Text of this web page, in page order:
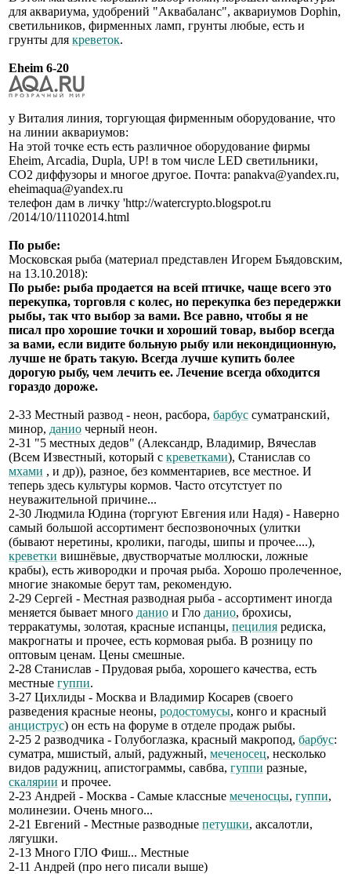
для аквариума, удобрений "Аквабаланс", аквариумов Dophin,
светильников, фирменных ламп, грунты любые, есть и
грунты для креветок.
Eheim 6-20
у Виталия линия, торгующая фирменным оборудование, что
на линии аквариумов:
На этой точке есть есть различное оборудование фирмы
Eheim, Arcadia, Dupla, UP! в том числе LED светильники,
СО2 диффузоры и многое другое. Почта: panakva@yandex.ru,
eheimaqua@yandex.ru
телефон дам в личку 'http://watercrypto.blogspot.ru
/2014/10/11102014.html
По рыбе:
Московская рыба (материал представлен Игорем Бъядовским,
на 13.10.2018):
По рыбе: рыба продается на всей птичке, чаще всего это
перекупка, торговля с колес, но перекупка без передержки
рыбы, так что выбор за вами. Все равно, чтобы я не
писал про хорошие точки и хороший товар, выбор всегда
за вами, если видите больную рыбу или некондиционную,
лучше не брать такую. Всегда лучше купить более
дорогую рыбу, чем лечить ее. Лечение всегда обходится
гораздо дороже.
2-33 Местный развод - неон, расбора, барбус суматранский,
минор, данио черный неон.
2-31 "5 местных дедов" (Александр, Владимир, Вячеслав
(Всем Известный, который с креветками), Станислав со
мхами , и др)), разное, без комментариев, все местное. И
теперь здесь культуры кормов. Часто отсутстует по
неуважительной причине...
2-30 Людмила Юдина (торгуют Евгения или Надя) - Наверно
самый большой ассортимент беспозвоночных (улитки
(бывают неретины, кролики, пагоды, шипы и прочее....),
креветки вишнёвые, двустворчатые моллюски, ложные
крабы), есть живородки и прочая рыба. Хорошо пролеченное,
многие знакомые берут там, рекомендую.
2-29 Сергей - Местная разводная рыба - ассортимент иногда
меняется бывает много данио и Гло данио, брохисы,
терракатумы, золотая, красные испанцы, пецилия редиска,
макрогнаты и прочее, есть кормовая рыба. В розницу по
оптовым ценам. Цены смешные.
2-28 Станислав - Прудовая рыба, хорошего качества, есть
местные гуппи.
3-27 Цихлиды - Москва и Владимир Косарев (своего
разведения красные неоны, родостомусы, конго и красный
анциструс) он есть на форуме в отделе продаж рыбы.
2-25 2 разводчика - Голубоглазка, красный макропод, барбус:
суматра, мшистый, алый, радужный, меченосец, несколько
видов радужниц, апистограммы, савбва, гуппи разные,
скалярии и прочее.
2-23 Андрей - Москва - Самые классные меченосцы, гуппи,
молинезии. Очень много...
2-21 Евгений - Местные разводные петушки, аксалотли,
лягушки.
2-13 Много ГЛО Фиш... Местные
2-11 Андрей (про него писали выше)